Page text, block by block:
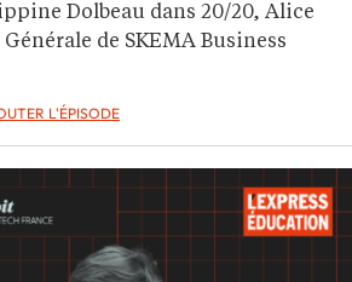
Dolbeau dans 20/20, Alice
de SKEMA Business
L'ÉPISODE